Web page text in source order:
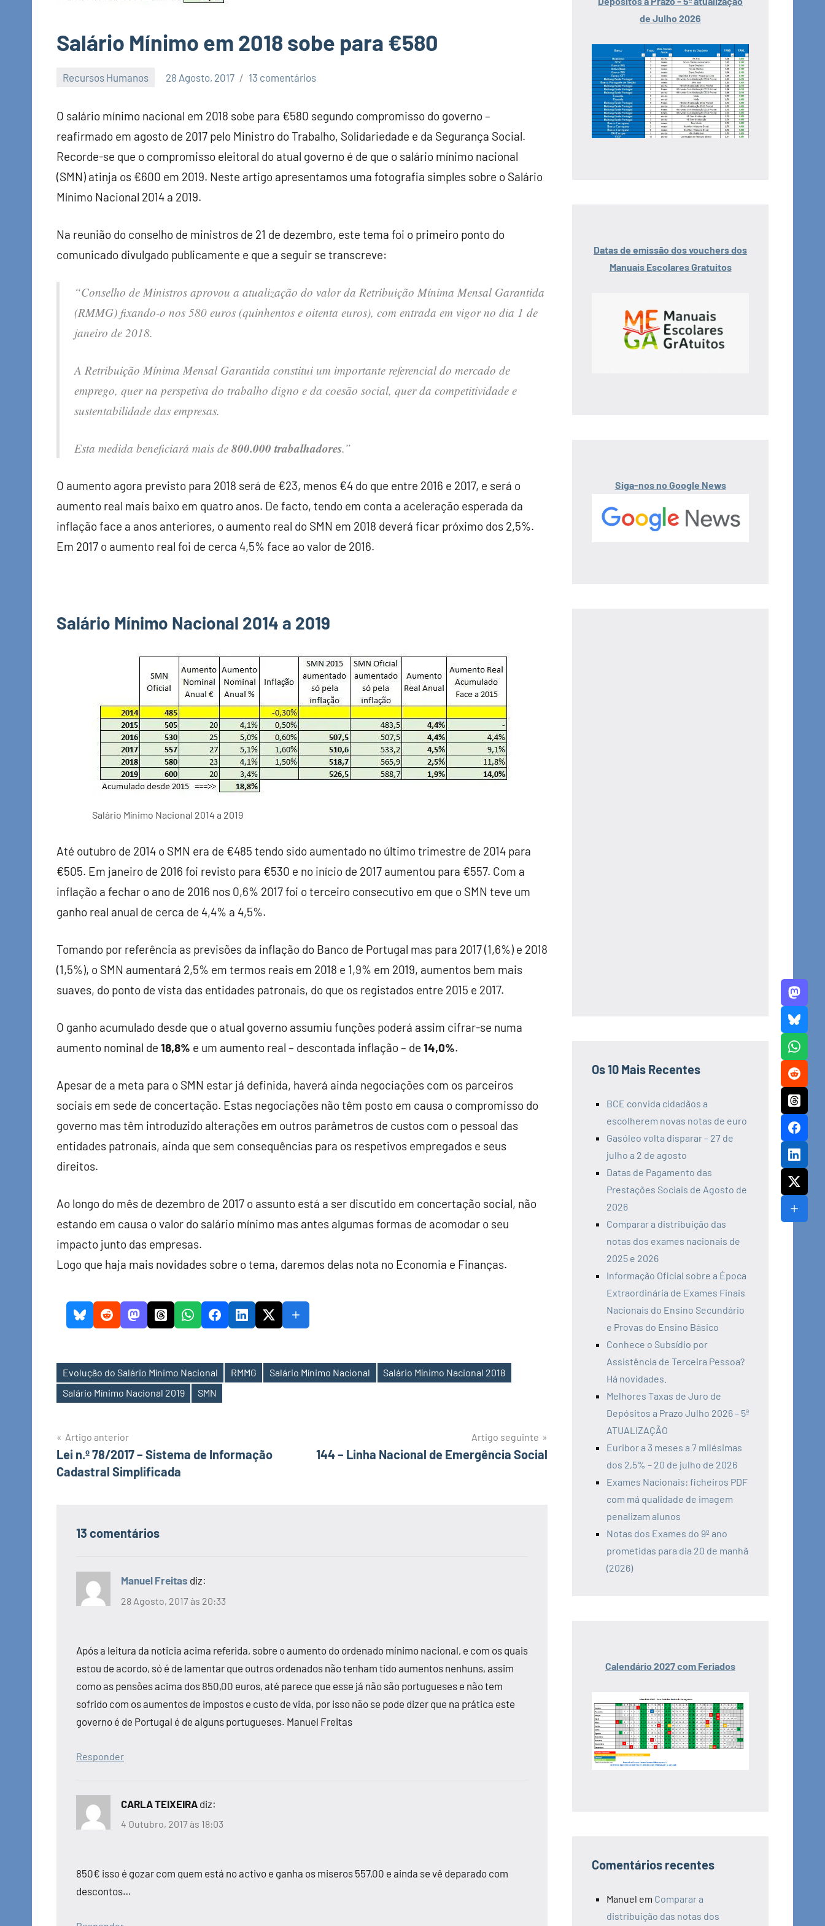
Salário Mínimo em 2018 sobe para €580
Recursos Humanos 28 Agosto, 2017
Finanças
13 comentários
O salário mínimo nacional em 2018 sobe para €580 segundo compromisso do governo –
reafirmado em agosto de 2017 pelo Ministro do Trabalho, Solidariedade e da Segurança Social.
Recorde-se que o compromisso eleitoral do atual governo é de que o salário mínimo nacional
(SMN) atinja os €600 em 2019. Neste artigo apresentamos uma fotografia simples sobre o Salário
Mínimo Nacional 2014 a 2019.
Na reunião do conselho de ministros de 21 de dezembro, este tema foi o primeiro ponto do
comunicado divulgado publicamente e que a seguir se transcreve:
“Conselho de Ministros aprovou a atualização do valor da Retribuição Mínima Mensal Garantida
(RMMG) fixando-o nos 580 euros (quinhentos e oitenta euros), com entrada em vigor no dia 1 de
janeiro de 2018.
A Retribuição Mínima Mensal Garantida constitui um importante referencial do mercado de
emprego, quer na perspetiva do trabalho digno e da coesão social, quer da competitividade e
sustentabilidade das empresas.
Esta medida beneficiará mais de 800.000 trabalhadores.”
O aumento agora previsto para 2018 será de €23, menos €4 do que entre 2016 e 2017, e será o
aumento real mais baixo em quatro anos. De facto, tendo em conta a aceleração esperada da
inflação face a anos anteriores, o aumento real do SMN em 2018 deverá ficar próximo dos 2,5%.
Em 2017 o aumento real foi de cerca 4,5% face ao valor de 2016.
Salário Mínimo Nacional 2014 a 2019
Salário Mínimo Nacional 2014 a 2019
Até outubro de 2014 o SMN era de €485 tendo sido aumentado no último trimestre de 2014 para
€505. Em janeiro de 2016 foi revisto para €530 e no início de 2017 aumentou para €557. Com a
inflação a fechar o ano de 2016 nos 0,6% 2017 foi o terceiro consecutivo em que o SMN teve um
ganho real anual de cerca de 4,4% a 4,5%.
Tomando por referência as previsões da inflação do Banco de Portugal mas para 2017 (1,6%) e 2018
(1,5%), o SMN aumentará 2,5% em termos reais em 2018 e 1,9% em 2019, aumentos bem mais
suaves, do ponto de vista das entidades patronais, do que os registados entre 2015 e 2017.
O ganho acumulado desde que o atual governo assumiu funções poderá assim cifrar-se numa
aumento nominal de 18,8% e um aumento real – descontada inflação – de 14,0%.
Apesar de a meta para o SMN estar já definida, haverá ainda negociações com os parceiros
sociais em sede de concertação. Estas negociações não têm posto em causa o compromisso do
governo mas têm introduzido alterações em outros parâmetros de custos com o pessoal das
entidades patronais, ainda que sem consequências para os respetivos empregados e seus
direitos.
Ao longo do mês de dezembro de 2017 o assunto está a ser discutido em concertação social, não
estando em causa o valor do salário mínimo mas antes algumas formas de acomodar o seu
impacto junto das empresas.
Logo que haja mais novidades sobre o tema, daremos delas nota no Economia e Finanças.
Etiquetas
Evolução do Salário Mínimo Nacional RMMG Salário Mínimo Nacional
Salário Mínimo Nacional 2018
Salário Mínimo Nacional 2019
SMN
Navegação
de
Artigo anterior
Lei n.º 78/2017 – Sistema de Informação
Cadastral Simplificada
Artigo seguinte
144 – Linha Nacional de Emergência Social
13 comentários
Manuel Freitas diz:
28 Agosto, 2017 às 20:33
Após a leitura da noticia acima referida, sobre o aumento do ordenado mínimo nacional, e com os quais
estou de acordo, só é de lamentar que outros ordenados não tenham tido aumentos nenhuns, assim
como as pensões acima dos 850,00 euros, até parece que esse já não são portugueses e não tem
sofrido com os aumentos de impostos e custo de vida, por isso não se pode dizer que na prática este
governo é de Portugal é de alguns portugueses. Manuel Freitas
Responder
CARLA TEIXEIRA diz:
4 Outubro, 2017 às 18:03
850€ isso é gozar com quem está no activo e ganha os miseros 557,00 e ainda se vê deparado com
descontos…
de Julho 2026
Datas de emissão dos vouchers dos
Manuais Escolares Gratuitos
Siga-nos no Google News
Os 10 Mais Recentes
BCE convida cidadãos a
escolherem novas notas de euro
Gasóleo volta disparar – 27 de
julho a 2 de agosto
Datas de Pagamento das
Prestações Sociais de Agosto de
2026
Comparar a distribuição das
notas dos exames nacionais de
2025 e 2026
Informação Oficial sobre a Época
Extraordinária de Exames Finais
Nacionais do Ensino Secundário
e Provas do Ensino Básico
Conhece o Subsídio por
Assistência de Terceira Pessoa?
Há novidades.
Melhores Taxas de Juro de
Depósitos a Prazo Julho 2026 – 5ª
ATUALIZAÇÃO
Euribor a 3 meses a 7 milésimas
dos 2,5% – 20 de julho de 2026
Exames Nacionais: ficheiros PDF
com má qualidade de imagem
penalizam alunos
Notas dos Exames do 9º ano
prometidas para dia 20 de manhã
(2026)
Calendário 2027 com Feriados
Comentários recentes
Manuel em Comparar a
distribuição das notas dos